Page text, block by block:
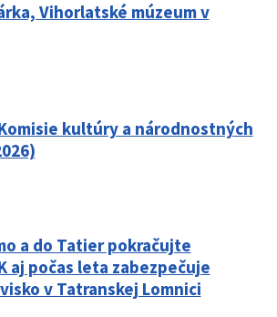
Vihorlatské múzeum v
kultúry a národnostných
a do Tatier pokračujte
aj počas leta zabezpečuje
v Tatranskej Lomnici